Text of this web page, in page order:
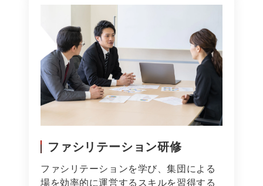
ファシリテーション研修
ファシリテーションを学び、集団による
場を効率的に運営するスキルを習得する